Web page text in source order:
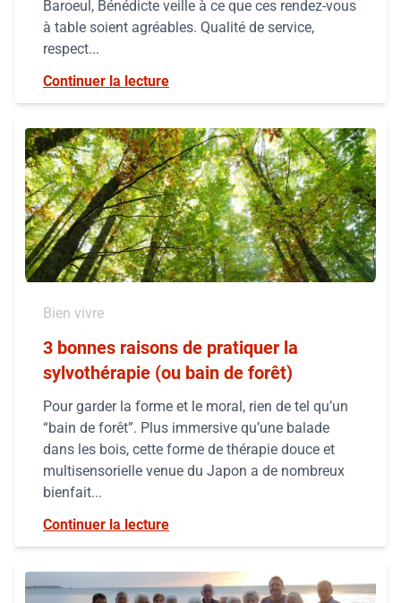
Baroeul, Bénédicte veille à ce que ces rendez-vous
à table soient agréables. Qualité de service,
respect...
Continuer la lecture
Bien vivre
3 bonnes raisons de pratiquer la
sylvothérapie (ou bain de forêt)
Pour garder la forme et le moral, rien de tel qu’un
“bain de forêt”. Plus immersive qu’une balade
dans les bois, cette forme de thérapie douce et
multisensorielle venue du Japon a de nombreux
bienfait...
Continuer la lecture